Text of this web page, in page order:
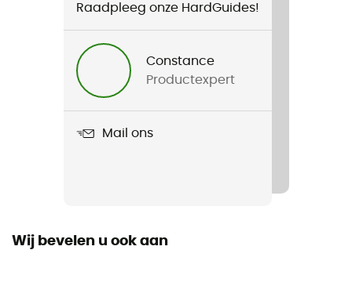
Men's Long-Sleeved Self Guided Sun Shirt
Fair Trade Certified™ / Gerecycleerd
Materiaal
Raadpleeg onze HardGuides!
Constance
Productexpert
Mail ons
Wij bevelen u ook aan